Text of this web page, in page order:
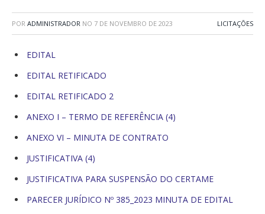
POR ADMINISTRADOR NO 7 DE NOVEMBRO DE 2023 LICITAÇÕES
EDITAL
EDITAL RETIFICADO
EDITAL RETIFICADO 2
ANEXO I – TERMO DE REFERÊNCIA (4)
ANEXO VI – MINUTA DE CONTRATO
JUSTIFICATIVA (4)
JUSTIFICATIVA PARA SUSPENSÃO DO CERTAME
PARECER JURÍDICO Nº 385_2023 MINUTA DE EDITAL